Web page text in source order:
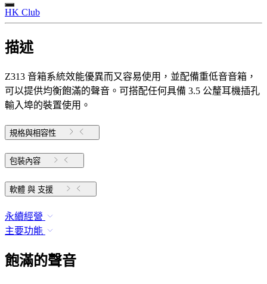
HK Club
描述
Z313 音箱系統效能優異而又容易使用，並配備重低音音箱，
可以提供均衡飽滿的聲音。可搭配任何具備 3.5 公釐耳機插孔
輸入埠的裝置使用。
規格與相容性
包裝內容
軟體 與 支援
永續經營
主要功能
飽滿的聲音